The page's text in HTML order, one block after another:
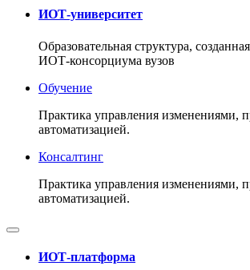
ИОТ-университет
Образовательная структура,
ИОТ-консорциума вузов
Обучение
Практика управления изменениями,
автоматизацией.
Консалтинг
Практика управления изменениями,
автоматизацией.
ИОТ-платформа